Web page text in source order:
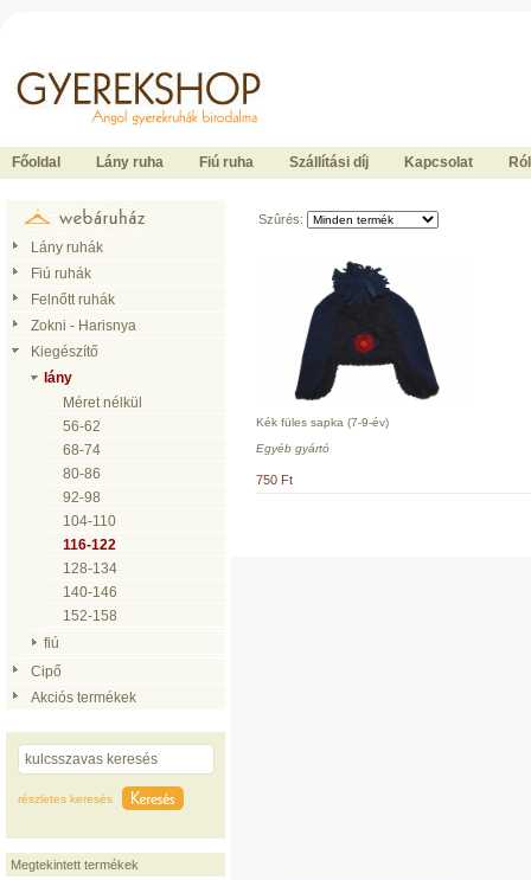
Főoldal Lány ruha Fiú ruha Szállítási díj Kapcsolat
Lány ruhák
Fiú ruhák
Felnőtt ruhák
Zokni - Harisnya
Kiegészítő
lány
Méret nélkül
56-62
68-74
80-86
92-98
104-110
116-122
128-134
140-146
152-158
fiú
Cipő
Akciós termékek
részletes keresés
Megtekintett termékek
Szûrés:
Kék füles sapka (7-9-év)
Egyéb gyártó
750 Ft